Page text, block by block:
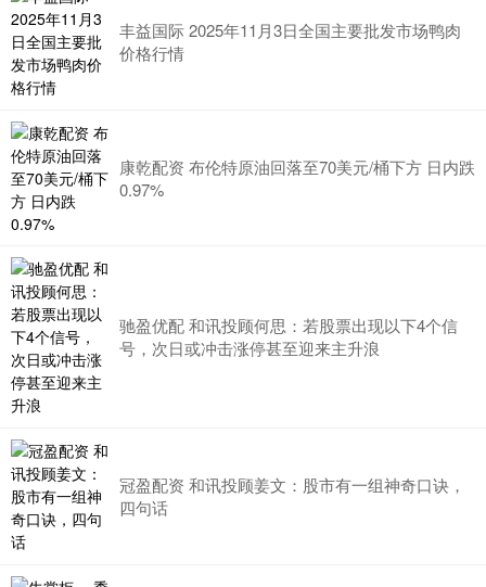
丰益国际 2025年11月3日全国主要批发市场鸭肉
价格行情
康乾配资 布伦特原油回落至70美元/桶下方 日内跌
0.97%
驰盈优配 和讯投顾何思：若股票出现以下4个信
号，次日或冲击涨停甚至迎来主升浪
冠盈配资 和讯投顾姜文：股市有一组神奇口诀，
四句话